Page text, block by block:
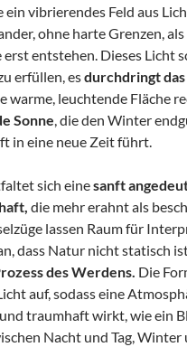
vibrierendes Feld aus
ohne harte Grenzen,
erst entstehen. Dieses Licht
erfüllen, esdurchdringt das
warme, leuchtende Fläche
Sonne , die den Winter
in eine neue Zeit führt.
sich einesanft
die mehr erahnt als
lassen Raum für
dass Natur nicht statisch
des Werdens. Die
auf, sodass eine
traumhaft wirkt, wie ein
Nacht und Tag, Winter